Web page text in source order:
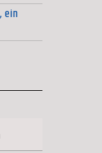
ein